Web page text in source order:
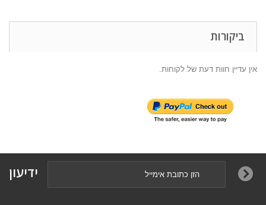
ביקורות
אין עדיין חוות דעת של לקוחות.
ידיעון